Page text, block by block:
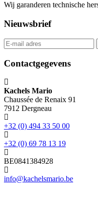
Wij garanderen technische
Nieuwsbrief
Contactgegevens
Kachels Mario
Chaussée de Renaix 91
7912 Dergneau
+32 (0) 494 33 50 00
+32 (0) 69 78 13 19
BE0841384928
info@kachelsmario.be